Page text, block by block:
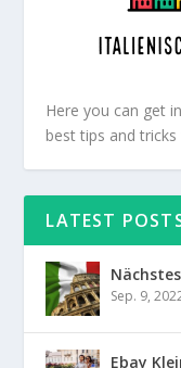
Here you can get
best tips and
LATEST
Sep. 9,
Ebay